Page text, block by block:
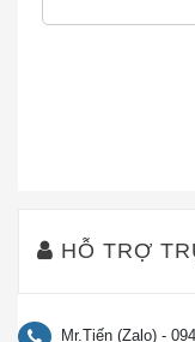
thông tin doanh
thông mạng để
hiệu quả hơn.
Dễ dàng
liệu quản lý di
bảo mật cổng
HỖ TRỢ
Mr.Tiến (Zalo) -